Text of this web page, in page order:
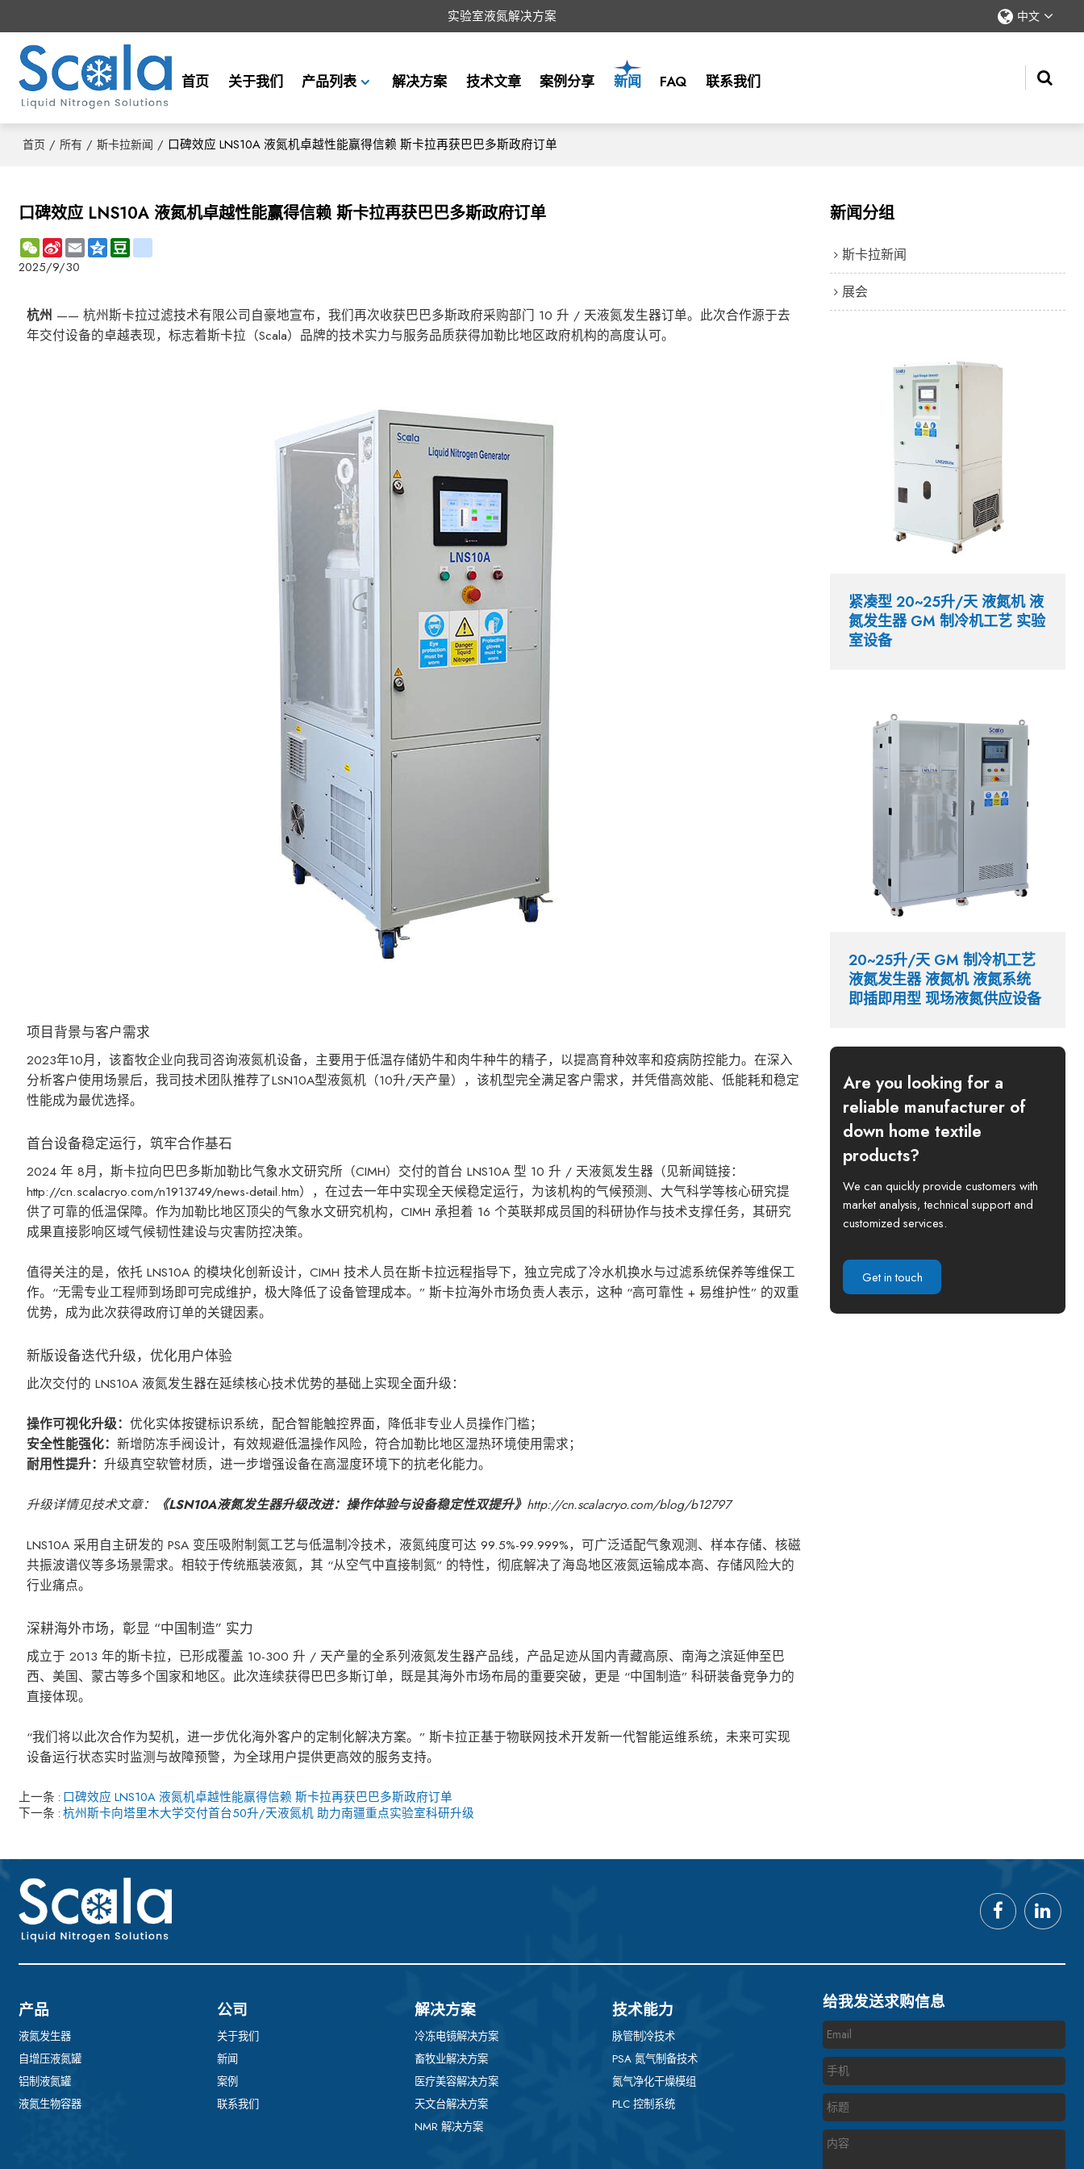
实验室液氮解决方案 中文
首页 关于我们 产品列表 解决方案 技术文章 案例分享 新闻 FAQ 联系我们
首页 / 所有 / 斯卡拉新闻 / 口碑效应 LNS10A 液氮机卓越性能赢得信赖 斯卡拉再获巴巴多斯政府订单
口碑效应 LNS10A 液氮机卓越性能赢得信赖 斯卡拉再获巴巴多斯政府订单
WeChat
Sina
Weibo
EmailQzoneDouban
2025/9/30
杭州 —— 杭州斯卡拉过滤技术有限公司自豪地宣布，我们再次收获巴巴多斯政府采购部门 10 升 / 天液氮发生器订单。此次合作源于去
年交付设备的卓越表现，标志着斯卡拉（Scala）品牌的技术实力与服务品质获得加勒比地区政府机构的高度认可。
项目背景与客户需求
2023年10月，该畜牧企业向我司咨询液氮机设备，主要用于低温存储奶牛和肉牛种牛的精子，以提高育种效率和疫病防控能力。在深入
分析客户使用场景后，我司技术团队推荐了LSN10A型液氮机（10升/天产量），该机型完全满足客户需求，并凭借高效能、低能耗和稳定
性能成为最优选择。
首台设备稳定运行，筑牢合作基石
2024 年 8月，斯卡拉向巴巴多斯加勒比气象水文研究所（CIMH）交付的首台 LNS10A 型 10 升 / 天液氮发生器（见新闻链接：
http://cn.scalacryo.com/n1913749/news-detail.htm），在过去一年中实现全天候稳定运行，为该机构的气候预测、大气科学等核心研究提
供了可靠的低温保障。作为加勒比地区顶尖的气象水文研究机构，CIMH 承担着 16 个英联邦成员国的科研协作与技术支撑任务，其研究
成果直接影响区域气候韧性建设与灾害防控决策。
值得关注的是，依托 LNS10A 的模块化创新设计，CIMH 技术人员在斯卡拉远程指导下，独立完成了冷水机换水与过滤系统保养等维保工
作。“无需专业工程师到场即可完成维护，极大降低了设备管理成本。” 斯卡拉海外市场负责人表示，这种 “高可靠性 + 易维护性” 的双重
优势，成为此次获得政府订单的关键因素。
新版设备迭代升级，优化用户体验
此次交付的 LNS10A 液氮发生器在延续核心技术优势的基础上实现全面升级：
操作可视化升级：优化实体按键标识系统，配合智能触控界面，降低非专业人员操作门槛；
安全性能强化：新增防冻手阀设计，有效规避低温操作风险，符合加勒比地区湿热环境使用需求；​
耐用性提升：升级真空软管材质，进一步增强设备在高湿度环境下的抗老化能力。
升级详情见技术文章： 《LSN10A液氮发生器升级改进：操作体验与设备稳定性双提升》 http://cn.scalacryo.com/blog/b12797
LNS10A 采用自主研发的 PSA 变压吸附制氮工艺与低温制冷技术，液氮纯度可达 99.5%-99.999%，可广泛适配气象观测、样本存储、核磁
共振波谱仪等多场景需求。相较于传统瓶装液氮，其 “从空气中直接制氮” 的特性，彻底解决了海岛地区液氮运输成本高、存储风险大的
行业痛点。
深耕海外市场，彰显 “中国制造” 实力
成立于 2013 年的斯卡拉，已形成覆盖 10-300 升 / 天产量的全系列液氮发生器产品线，产品足迹从国内青藏高原、南海之滨延伸至巴
西、美国、蒙古等多个国家和地区。此次连续获得巴巴多斯订单，既是其海外市场布局的重要突破，更是 “中国制造” 科研装备竞争力的
直接体现。
“我们将以此次合作为契机，进一步优化海外客户的定制化解决方案。” 斯卡拉正基于物联网技术开发新一代智能运维系统，未来可实现
设备运行状态实时监测与故障预警，为全球用户提供更高效的服务支持。
上一条 口碑效应 LNS10A 液氮机卓越性能赢得信赖 斯卡拉再获巴巴多斯政府订单
下一条 杭州斯卡向塔里木大学交付首台50升/天液氮机 助力南疆重点实验室科研升级
新闻分组
斯卡拉新闻
展会
紧凑型 20~25升/天 液氮机 液
氮发生器 GM 制冷机工艺 实验
室设备
20~25升/天 GM 制冷机工艺
液氮发生器 液氮机 液氮系统
即插即用型 现场液氮供应设备
Are you looking for a
reliable manufacturer of
down home textile
products?
We can quickly provide customers with
market analysis, technical support and
customized services.
Get in touch
产品
液氮发生器
自增压液氮罐
铝制液氮罐
液氮生物容器
公司
关于我们
新闻
案例
联系我们
解决方案
冷冻电镜解决方案
畜牧业解决方案
医疗美容解决方案
天文台解决方案
NMR 解决方案
技术能力
脉管制冷技术
PSA 氮气制备技术
氮气净化干燥模组
PLC 控制系统
给我发送求购信息